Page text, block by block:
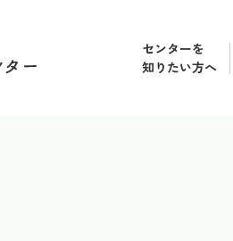
センターを
知りたい方へ